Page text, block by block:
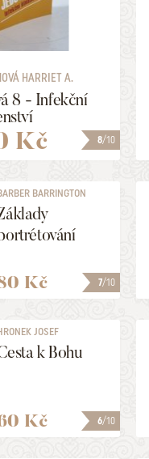
8/10
HARRIET A.
8 - Infekční
Kč
7/10
BARRINGTON
Kč
6/10
JOSEF
k Bohu
Kč